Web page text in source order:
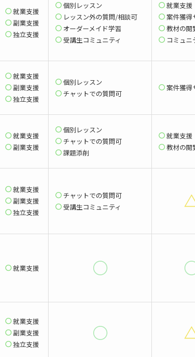
就業支援
副業支援
独立支援
個別レッスン
レッスン外の質問/相談可
オーダーメイド学習
受講生コミュニティ
就業支援
案件獲得
教材の閲
コミュニ
就業支援
副業支援
独立支援
個別レッスン
チャットでの質問可
案件獲得
就業支援
副業支援
個別レッスン
チャットでの質問可
課題添削
就業支援
教材の閲
就業支援
副業支援
独立支援
チャットでの質問可
受講生コミュニティ
就業支援
就業支援
副業支援
独立支援